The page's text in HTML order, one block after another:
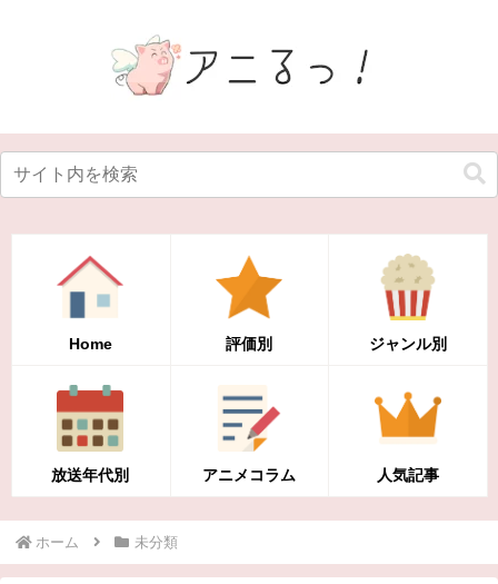
Home 評価別 ジャンル別
放送年代別 アニメコラム 人気記事
ホーム 未分類